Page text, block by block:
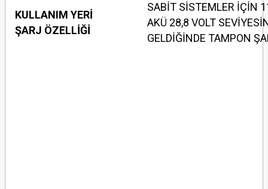
KULLANIM YERİ
ŞARJ ÖZELLİĞİ
SABİT SİSTEMLER İÇİN
AKÜ 28,8 VOLT
GELDİĞİNDE TAMPON